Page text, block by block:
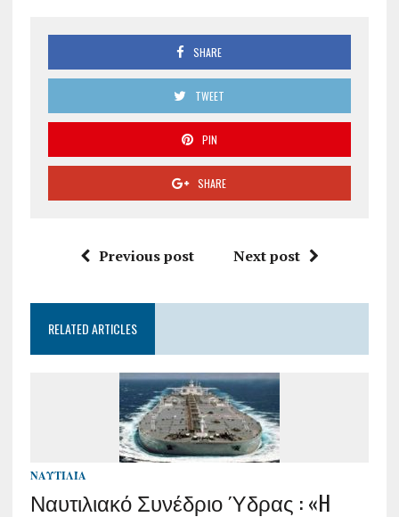
SHARE
TWEET
PIN
SHARE
Previous post Next post
RELATED ARTICLES
ΝΑΥΤΙΛΊΑ
Ναυτιλιακό Συνέδριο Ύδρας : «H